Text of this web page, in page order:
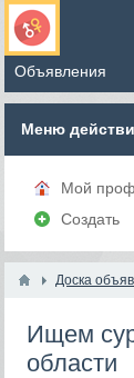
Меню
Мой
Создать
Доска
Ищем
области